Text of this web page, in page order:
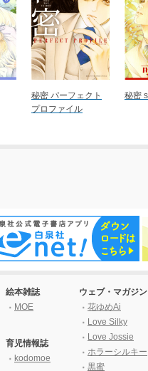
秘密 パーフェクト
プロファイル
秘密
絵本雑誌
MOE
育児情報誌
kodomoe
ウェブ・マガジン
花ゆめAi
Love Silky
Love Jossie
ホラーシルキー
黒蜜